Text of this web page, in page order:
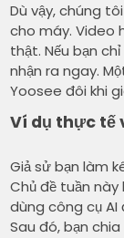
Dù vậy, chúng
cho máy. Video
thật. Nếu bạn
nhận ra ngay.
Yoosee đôi khi
Ví dụ thực tế
Giả sử bạn làm
Chủ đề tuần
dùng công cụ
Sau đó, bạn